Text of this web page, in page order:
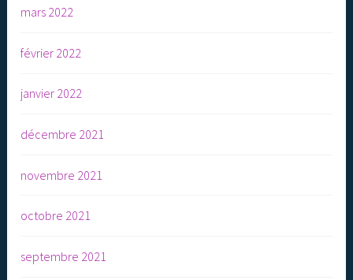
mars 2022
février 2022
janvier 2022
décembre 2021
novembre 2021
octobre 2021
septembre 2021